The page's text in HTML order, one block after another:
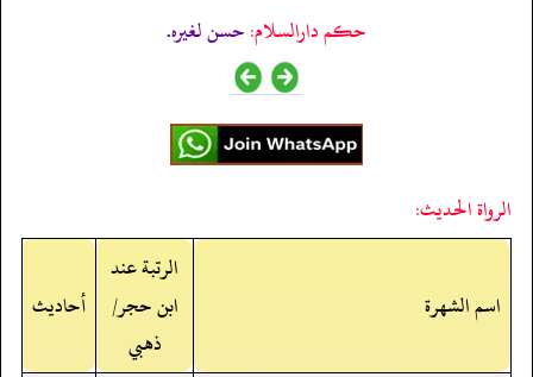
حکم دارالسلام:حسن لغيره.
الرواة الحديث:
اسم الشهرة
الرتبة عند
ابن حجر/
ذهبي
أحاديث